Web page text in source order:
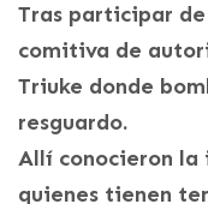
Tras participar
comitiva de
Triuke donde
resguardo.
Allí conocieron la
quienes tienen